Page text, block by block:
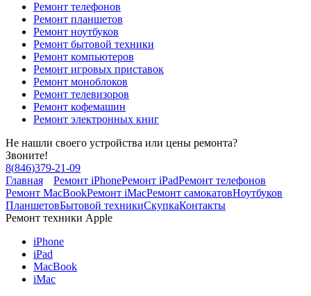
Ремонт телефонов
Ремонт планшетов
Ремонт ноутбуков
Ремонт бытовой техники
Ремонт компьютеров
Ремонт игровых приставок
Ремонт моноблоков
Ремонт телевизоров
Ремонт кофемашин
Ремонт электронных книг
Не нашли своего устройства или цены ремонта?
Звоните!
8(846)379-21-09
Главная
Ремонт iPhoneРемонт iPadРемонт телефонов
Ремонт MacBookРемонт iMacРемонт самокатовНоутбуков
ПланшетовБытовой техникиСкупкаКонтакты
Ремонт техники Apple
iPhone
iPad
MacBook
iMac